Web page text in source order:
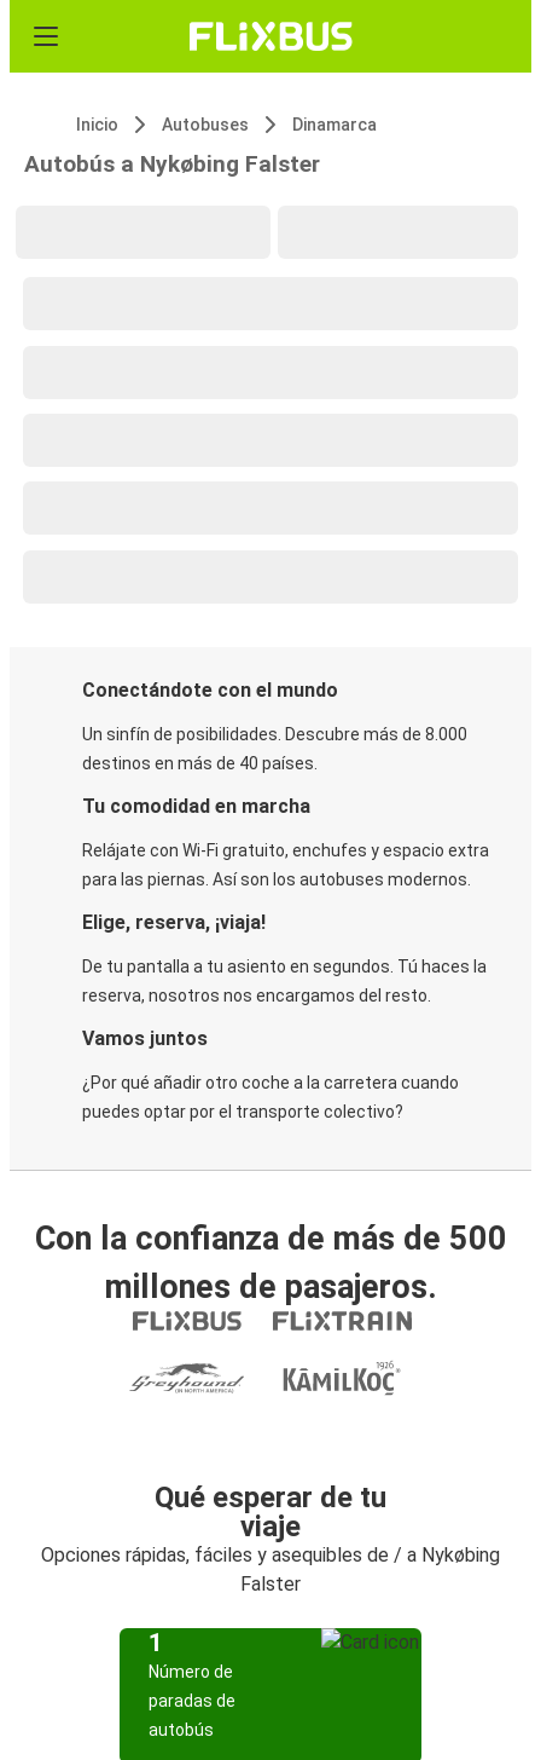
Inicio Autobuses Dinamarca
Autobús a Nykøbing Falster
Conectándote con el mundo
Un sinfín de posibilidades. Descubre más de 8.000
destinos en más de 40 países.
Tu comodidad en marcha
Relájate con Wi-Fi gratuito, enchufes y espacio extra
para las piernas. Así son los autobuses modernos.
Elige, reserva, ¡viaja!
De tu pantalla a tu asiento en segundos. Tú haces la
reserva, nosotros nos encargamos del resto.
Vamos juntos
¿Por qué añadir otro coche a la carretera cuando
puedes optar por el transporte colectivo?
Con la confianza de más de 500
millones de pasajeros.
Qué esperar de tu
viaje
Opciones rápidas, fáciles y asequibles de / a Nykøbing
Falster
1
Número de
paradas de
autobús